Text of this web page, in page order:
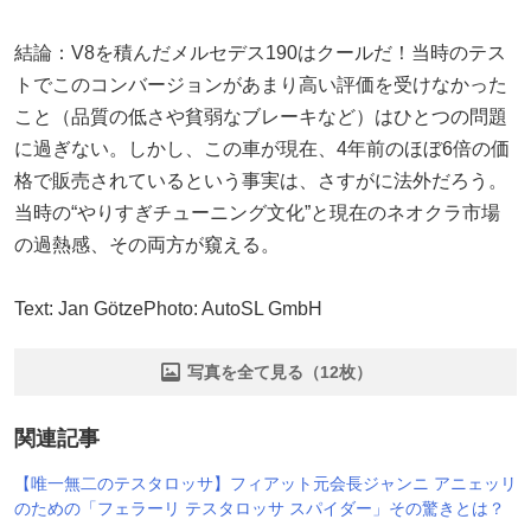
結論：V8を積んだメルセデス190はクールだ！当時のテス
トでこのコンバージョンがあまり高い評価を受けなかった
こと（品質の低さや貧弱なブレーキなど）はひとつの問題
に過ぎない。しかし、この車が現在、4年前のほぼ6倍の価
格で販売されているという事実は、さすがに法外だろう。
当時の“やりすぎチューニング文化”と現在のネオクラ市場
の過熱感、その両方が窺える。
Text: Jan GötzePhoto: AutoSL GmbH
写真を全て見る（12枚）
関連記事
【唯一無二のテスタロッサ】フィアット元会長ジャンニ アニェッリ
のための「フェラーリ テスタロッサ スパイダー」その驚きとは？